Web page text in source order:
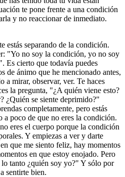
te pone frente a una condición
y no reaccionar de inmediato.
estás separando de la condición.
"Yo no soy la condición, yo no soy
Es cierto que todavía puedes
de ánimo que he mencionado antes,
a mirar, observar, ver. Te haces
la pregunta, "¿A quién viene esto?
¿Quién se siente deprimido?"
completamente, pero estás
a poco de que no eres la condición.
eres el cuerpo porque la condición
Y empiezas a ver y darte
que me siento feliz, hay momentos
en que estoy enojado. Pero
tanto ¿quién soy yo?" Y sólo por
sentirte bien.